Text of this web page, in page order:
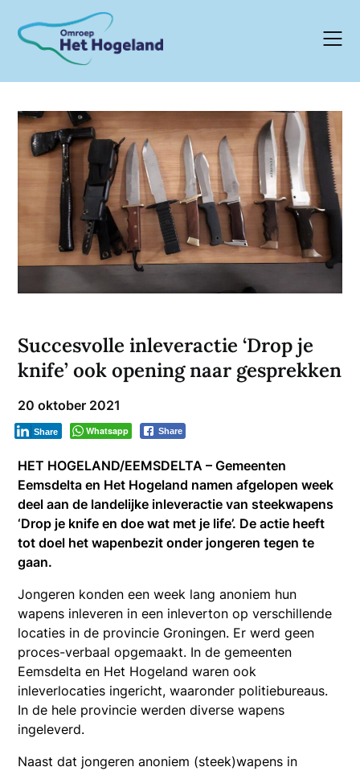
content
Succesvolle inleveractie ‘Drop je
knife’ ook opening naar gesprekken
20 oktober 2021
Whatsapp Share
Share
HET HOGELAND/EEMSDELTA – Gemeenten
Eemsdelta en Het Hogeland namen afgelopen week
deel aan de landelijke inleveractie van steekwapens
‘Drop je knife en doe wat met je life’. De actie heeft
tot doel het wapenbezit onder jongeren tegen te
gaan.
Jongeren konden een week lang anoniem hun
wapens inleveren in een inleverton op verschillende
locaties in de provincie Groningen. Er werd geen
proces-verbaal opgemaakt. In de gemeenten
Eemsdelta en Het Hogeland waren ook
inleverlocaties ingericht, waaronder politiebureaus.
In de hele provincie werden diverse wapens
ingeleverd.
Naast dat jongeren anoniem (steek)wapens in